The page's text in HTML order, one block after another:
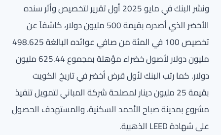
ونشر البنك في مايو 2025 أول تقرير لتخصيص وأثر سنده
الأخضر الذي أصدره بقيمة 500 مليون دولار، كاشفاً عن
تخصيص 100 في المئة من صافي عوائده البالغة 498.625
مليون دولار لأصول خضراء مؤهلة بمجموع 625.44 مليون
دولار. كما رتب البنك لأول قرض أخضر في تاريخ الكويت
بقيمة 25 مليون دينار لمصلحة شركة المباني لتمويل تنفيذ
مشروع بمدينة صباح الأحمد السكنية، والمستهدف الحصول
على شهادة LEED الذهبية.